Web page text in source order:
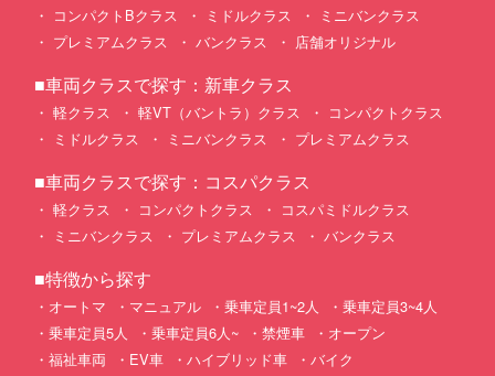
コンパクトBクラス
ミドルクラス
ミニバンクラス
プレミアムクラス
バンクラス 店舗オリジナル
■車両クラスで探す：新車クラス
軽クラス 軽VT（バントラ）クラス
コンパクトクラス
ミドルクラス
ミニバンクラス プレミアムクラス
■車両クラスで探す：コスパクラス
軽クラス コンパクトクラス
コスパミドルクラス
ミニバンクラス
プレミアムクラス バンクラス
■特徴から探す
オートマ マニュアル 乗車定員1~2人
乗車定員3~4人
乗車定員5人
乗車定員6人~ 禁煙車
オープン
福祉車両
EV車 ハイブリッド車
バイク